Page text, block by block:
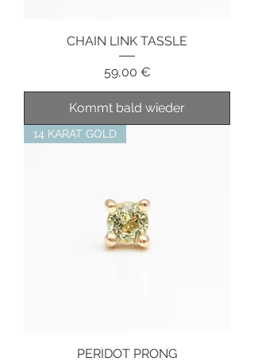
CHAIN LINK TASSLE
Preis
59,00 €
Kommt bald wieder
14 KARAT GOLD
PERIDOT PRONG